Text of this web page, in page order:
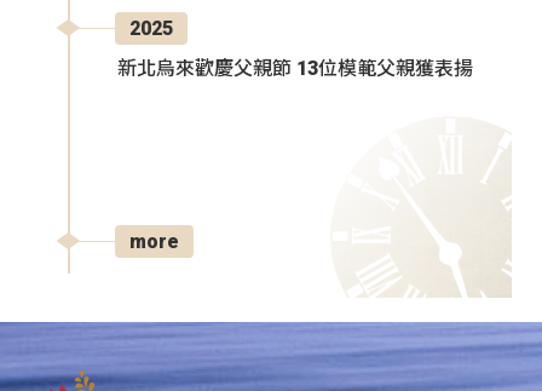
2025
新北烏來歡慶父親節 13位模範父親獲表揚
more